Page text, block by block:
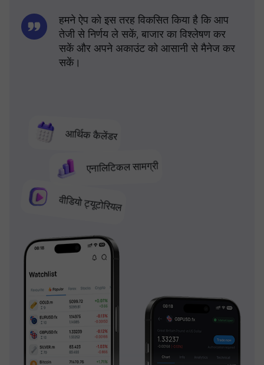
आर्थिक कैलेंडर
एनालिटिकल सामग्री
वीडियो ट्यूटोरियल
हमने ऐप को इस तरह विकसित किया है कि आप
तेजी से निर्णय ले सकें, बाजार का विश्लेषण कर
सकें और अपने अकाउंट को आसानी से मैनेज कर
सकें।